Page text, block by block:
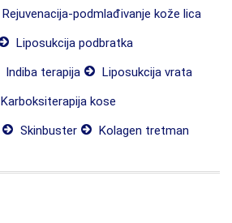
Rejuvenacija-podmlađivanje kože lica
Liposukcija podbratka
Indiba terapija
Liposukcija vrata
Karboksiterapija kose
Skinbuster Kolagen tretman